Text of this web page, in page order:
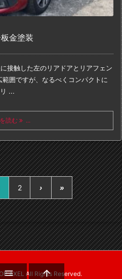
金塗装
接触した左のリアドアとリアフェン
範囲ですが、なるべくコンパクトに
...
読む ...
2 › »
AXEL All Rights Reserved.
 